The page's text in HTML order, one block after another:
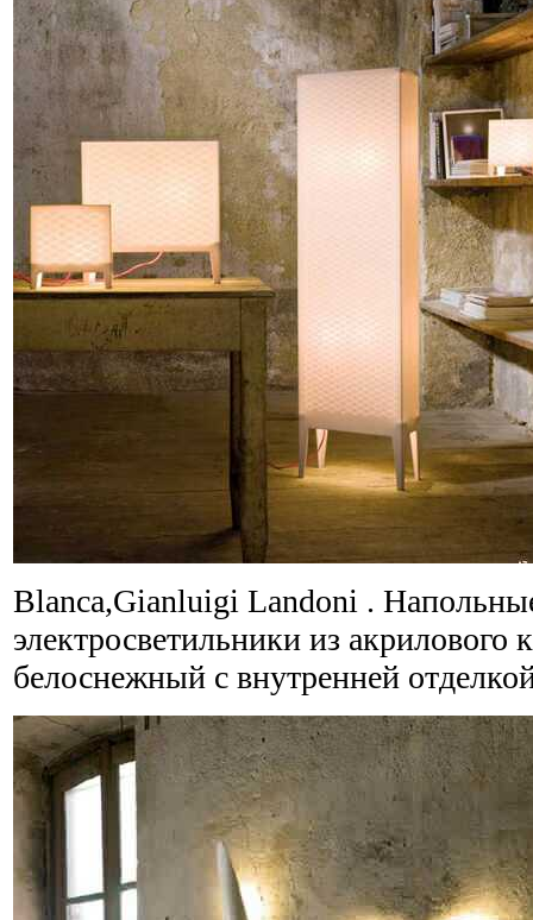
Blanca,Gianluigi Landoni .
электросветильники из акрилового
белоснежный с внутренней